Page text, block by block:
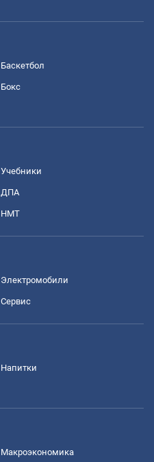
Баскетбол
Бокс
Учебники
ДПА
НМТ
Электромобили
Сервис
Напитки
Mакроэкономика